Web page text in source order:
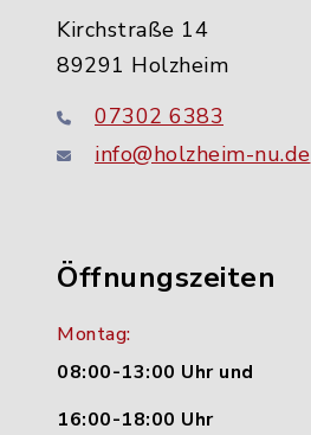
Kirchstraße 14
89291 Holzheim
07302 6383
info@holzheim-nu.de
Öffnungszeiten
Montag:
08:00-13:00 Uhr und
16:00-18:00 Uhr